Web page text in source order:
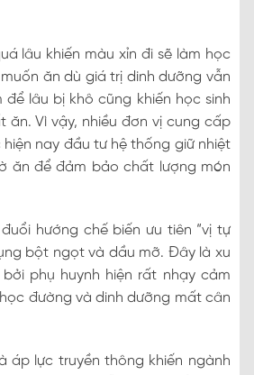
lâu khiến màu xỉn đi sẽ làm học
ăn dù giá trị dinh dưỡng vẫn
lâu bị khô cũng khiến học sinh
ăn. Vì vậy, nhiều đơn vị cung cấp
nay đầu tư hệ thống giữ nhiệt
ăn để đảm bảo chất lượng món
hướng chế biến ưu tiên “vị tự
bột ngọt và dầu mỡ. Đây là xu
phụ huynh hiện rất nhạy cảm
đường và dinh dưỡng mất cân
áp lực truyền thông khiến ngành